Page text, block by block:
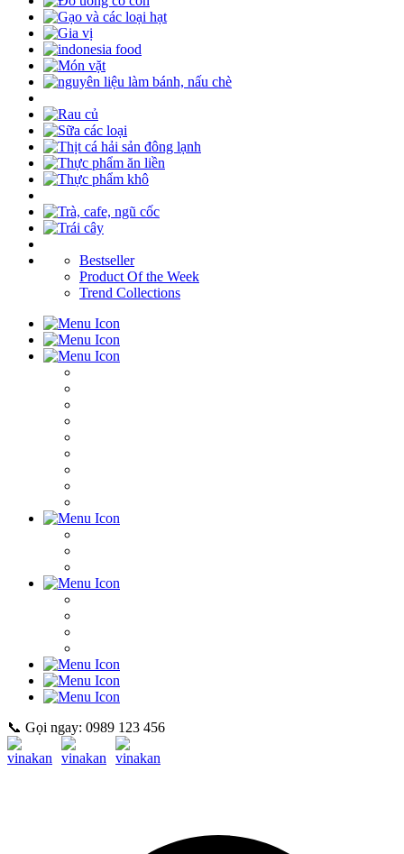
Bestseller
Product Of the Week
Trend Collections
📞 Gọi ngay: 0989 123 456